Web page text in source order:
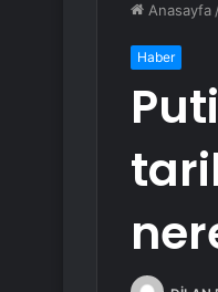
Anasayfa
Haber